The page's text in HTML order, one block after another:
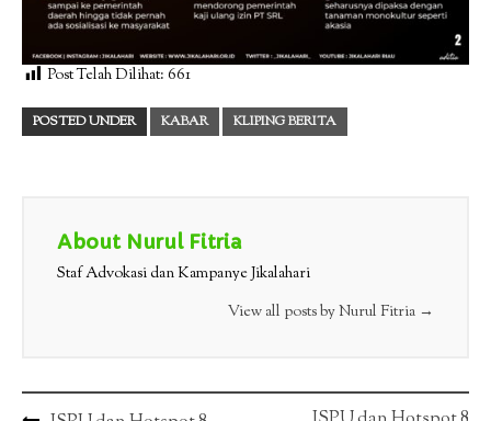
Post Telah Dilihat: 661
POSTED UNDER KABAR KLIPING BERITA
About Nurul Fitria
Staf Advokasi dan Kampanye Jikalahari
View all posts by Nurul Fitria →